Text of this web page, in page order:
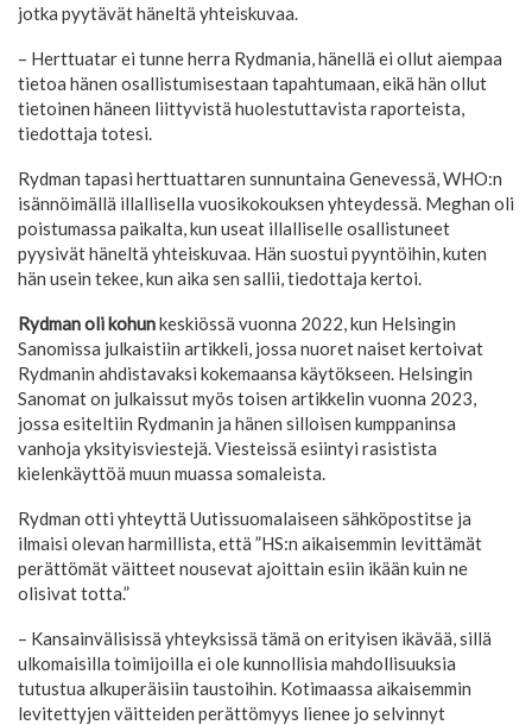
jotka pyytävät häneltä yhteiskuvaa.
– Herttuatar ei tunne herra Rydmania, hänellä ei ollut aiempaa
tietoa hänen osallistumisestaan tapahtumaan, eikä hän ollut
tietoinen häneen liittyvistä huolestuttavista raporteista,
tiedottaja totesi.
Rydman tapasi herttuattaren sunnuntaina Genevessä, WHO:n
isännöimällä illallisella vuosikokouksen yhteydessä. Meghan oli
poistumassa paikalta, kun useat illalliselle osallistuneet
pyysivät häneltä yhteiskuvaa. Hän suostui pyyntöihin, kuten
hän usein tekee, kun aika sen sallii, tiedottaja kertoi.
Rydman oli kohunkeskiössä vuonna 2022, kun Helsingin
Sanomissa julkaistiin artikkeli, jossa nuoret naiset kertoivat
Rydmanin ahdistavaksi kokemaansa käytökseen. Helsingin
Sanomat on julkaissut myös toisen artikkelin vuonna 2023,
jossa esiteltiin Rydmanin ja hänen silloisen kumppaninsa
vanhoja yksityisviestejä. Viesteissä esiintyi rasistista
kielenkäyttöä muun muassa somaleista.
Rydman otti yhteyttä Uutissuomalaiseen sähköpostitse ja
ilmaisi olevan harmillista, että ”HS:n aikaisemmin levittämät
perättömät väitteet nousevat ajoittain esiin ikään kuin ne
olisivat totta.”
– Kansainvälisissä yhteyksissä tämä on erityisen ikävää, sillä
ulkomaisilla toimijoilla ei ole kunnollisia mahdollisuuksia
tutustua alkuperäisiin taustoihin. Kotimaassa aikaisemmin
levitettyjen väitteiden perättömyys lienee jo selvinnyt